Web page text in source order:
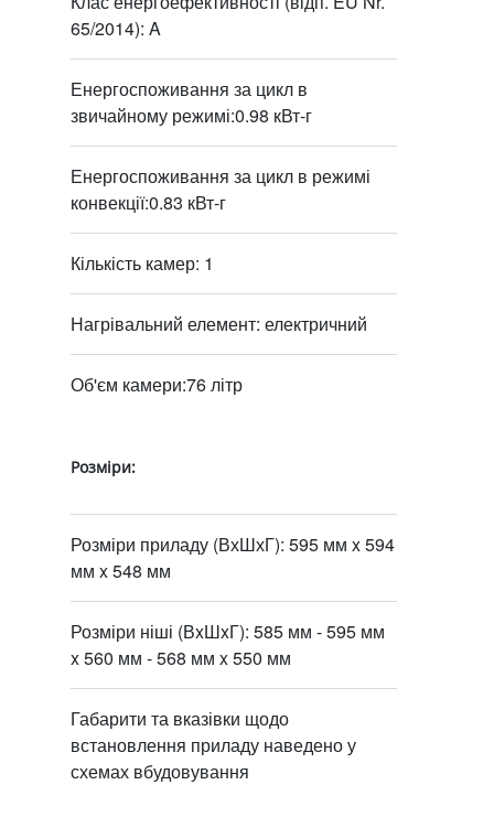
65/2014): A
Енергоспоживання за цикл в
звичайному режимі:0.98 кВт-г
Енергоспоживання за цикл в режимі
конвекції:0.83 кВт-г
Кількість камер: 1
Нагрівальний елемент: електричний
Об'єм камери:76 літр
Розміри:
Розміри приладу (ВхШхГ): 595 мм x 594
мм x 548 мм
Розміри ніші (ВxШxГ): 585 мм - 595 мм
x 560 мм - 568 мм x 550 мм
Габарити та вказівки щодо
встановлення приладу наведено у
схемах вбудовування